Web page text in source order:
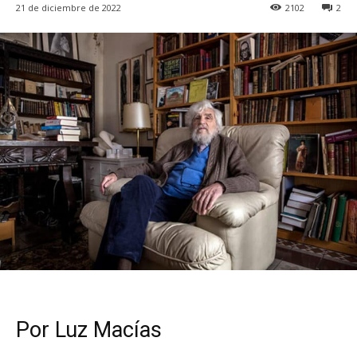
21 de diciembre de 2022 2
2102
Por Luz Macías